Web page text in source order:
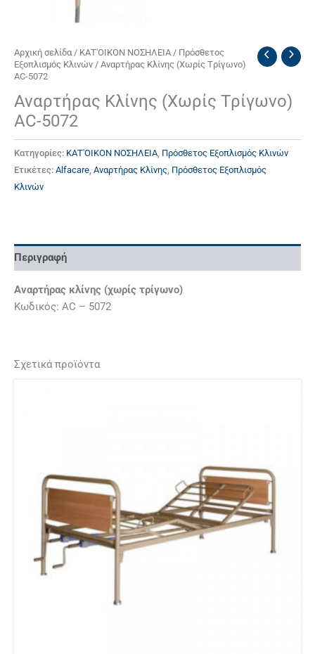
Αρχική σελίδα / ΚΑΤ'ΟΙΚΟΝ ΝΟΣΗΛΕΙΑ / Πρόσθετος
Εξοπλισμός Κλινών / Αναρτήρας Κλίνης (Xωρίς Tρίγωνο)
AC-5072
Αναρτήρας Κλίνης (Xωρίς Tρίγωνο)
AC-5072
Κατηγορίες: ΚΑΤ'ΟΙΚΟΝ ΝΟΣΗΛΕΙΑ Πρόσθετος Εξοπλισμός Κλινών
Ετικέτες: Alfacare Αναρτήρας Κλίνης Πρόσθετος Εξοπλισμός
Κλινών
Περιγραφή
Αναρτήρας κλίνης (χωρίς τρίγωνο)
Κωδικός: AC – 5072
Σχετικά προϊόντα